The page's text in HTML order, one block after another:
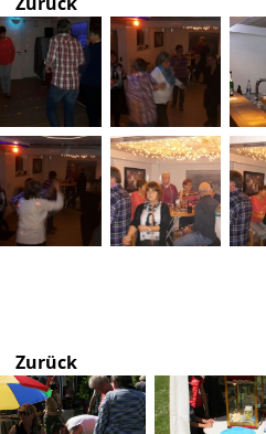
Zurück